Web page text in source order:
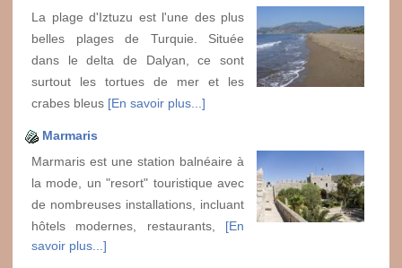
La plage d'Iztuzu est l'une des plus
belles plages de Turquie. Située
dans le delta de Dalyan, ce sont
surtout les tortues de mer et les
crabes bleus [En savoir plus...]
Marmaris
Marmaris est une station balnéaire à
la mode, un "resort" touristique avec
de nombreuses installations, incluant
hôtels modernes, restaurants, [En
savoir plus...]